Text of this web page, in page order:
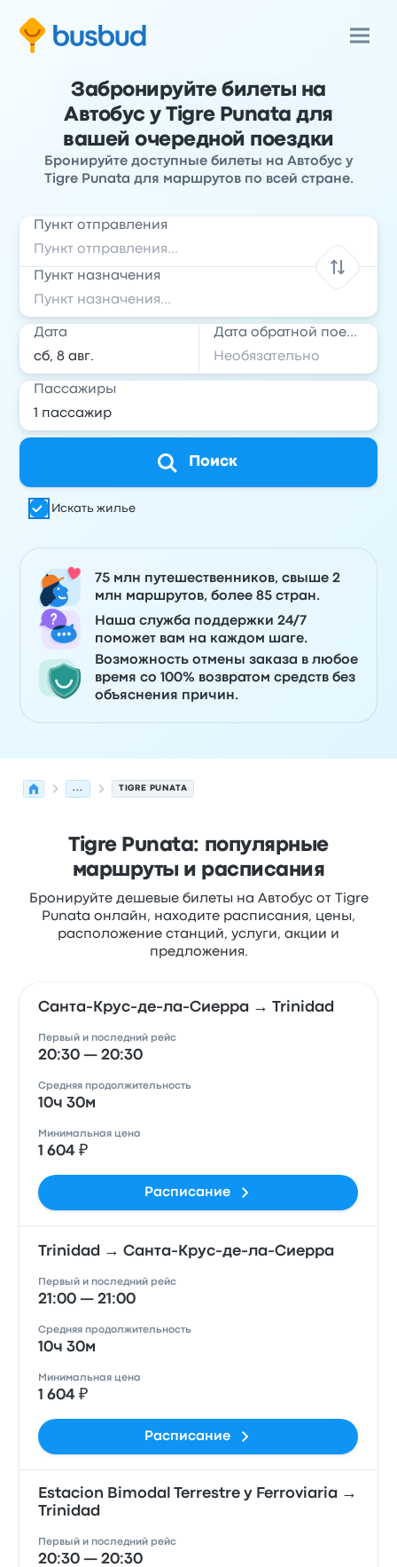
Забронируйте билеты на
Автобус у Tigre Punata для
вашей очередной поездки
Бронируйте доступные билеты на Автобус у
Tigre Punata для маршрутов по всей стране.
Пункт отправления
Пункт назначения
Дата Дата обратной поездки
Пассажиры
Поиск
Искать жилье
75 млн путешественников, свыше 2
млн маршрутов, более 85 стран.
Наша служба поддержки 24/7
поможет вам на каждом шаге.
Возможность отмены заказа в любое
время со 100% возвратом средств без
объяснения причин.
... TIGRE PUNATA
Tigre Punata: популярные
маршруты и расписания
Бронируйте дешевые билеты на Автобус от Tigre
Punata онлайн, находите расписания, цены,
расположение станций, услуги, акции и
предложения.
Санта-Крус-де-ла-Сиерра → Trinidad
Первый и последний рейс
20:30 — 20:30
Средняя продолжительность
10ч 30м
Минимальная цена
1 604 ₽
Расписание
Trinidad → Санта-Крус-де-ла-Сиерра
Первый и последний рейс
21:00 — 21:00
Средняя продолжительность
10ч 30м
Минимальная цена
1 604 ₽
Расписание
Estacion Bimodal Terrestre y Ferroviaria →
Trinidad
Первый и последний рейс
20:30 — 20:30